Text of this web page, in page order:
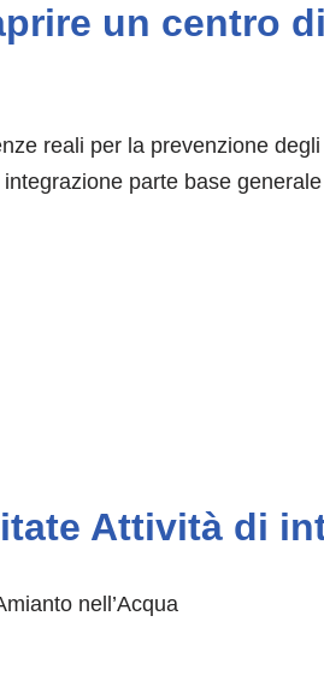
un centro
reali per la prevenzione
parte base
Attività di
nell’Acqua